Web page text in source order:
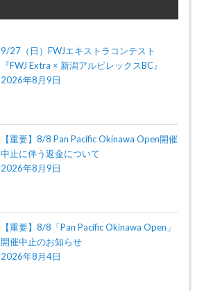
9/27（日）FWJエキストラコンテスト
『FWJ Extra × 新潟アルビレックスBC』
2026年8月9日
【重要】8/8 Pan Pacific Okinawa Open開催
中止に伴う返金について
2026年8月9日
【重要】8/8「Pan Pacific Okinawa Open」
開催中止のお知らせ
2026年8月4日